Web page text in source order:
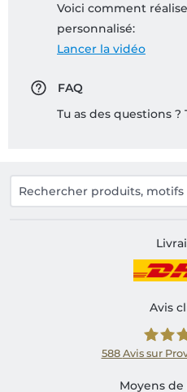
Voici comment
personnalisé:
Lancer la vidéo
FAQ
Tu as des questions
Avis
588 Avis sur
Moyens